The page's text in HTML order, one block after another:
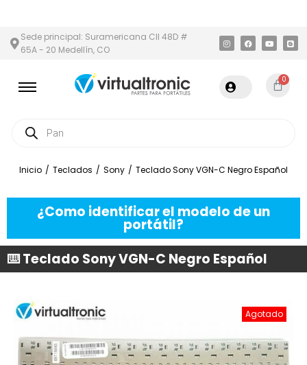
Sede principal: Suramericana Cll 48D #
65A - 20 Medellín, CO
0
Inicio / Teclados / Sony / Teclado Sony VGN-C Negro Español
¿Como identificar el modelo de un
portátil?
⌨️ Teclado Sony VGN-C Negro Español
Agotado